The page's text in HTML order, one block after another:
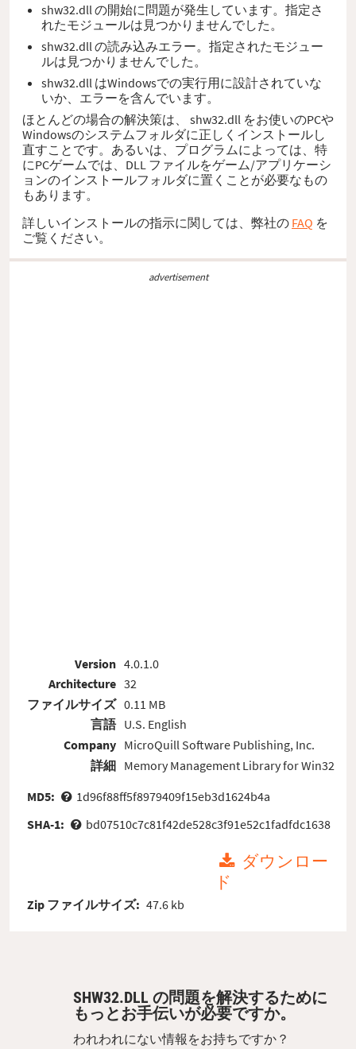
shw32.dll の開始に問題が発生しています。指定さ
れたモジュールは見つかりませんでした。
shw32.dll の読み込みエラー。指定されたモジュー
ルは見つかりませんでした。
shw32.dll はWindowsでの実行用に設計されていな
いか、エラーを含んでいます。
ほとんどの場合の解決策は、 shw32.dll をお使いのPCや
Windowsのシステムフォルダに正しくインストールし
直すことです。あるいは、プログラムによっては、特
にPCゲームでは、DLL ファイルをゲーム/アプリケーシ
ョンのインストールフォルダに置くことが必要なもの
もあります。
詳しいインストールの指示に関しては、弊社の FAQ を
ご覧ください。
advertisement
Version
Architecture
ファイルサイズ
言語
Company
詳細
4.0.1.0
32
0.11 MB
U.S. English
MicroQuill Software Publishing, Inc.
Memory Management Library for Win32
MD5:
1d96f88ff5f8979409f15eb3d1624b4a
SHA-1:
bd07510c7c81f42de528c3f91e52c1fadfdc1638
ダウンロー
ド
Zip ファイルサイズ: 47.6 kb
SHW32.DLL の問題を解決するために
もっとお手伝いが必要ですか。
われわれにない情報をお持ちですか？